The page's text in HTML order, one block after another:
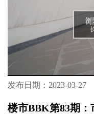
发布日期：2023-03-27
楼市BBK第83期